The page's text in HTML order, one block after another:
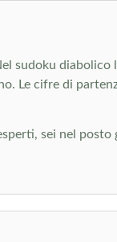
sudoku
Le cifre di
sei nel posto